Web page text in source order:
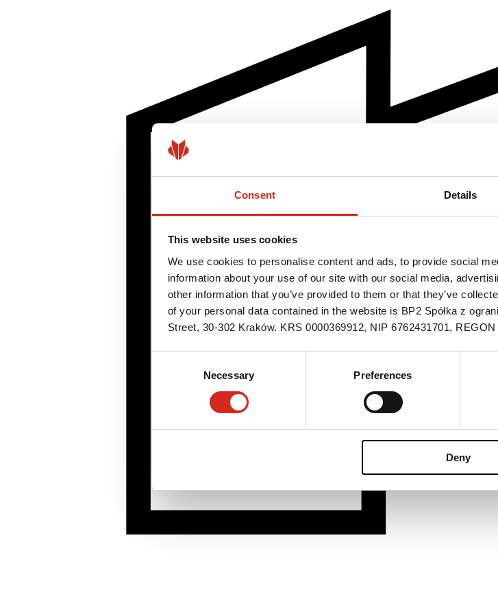
Consent Details
This website uses cookies
We use cookies to personalise content and ads, to provide social
information about your use of our site with our social media,
other information that you’ve provided to them or that they’ve
of your personal data contained in the website is BP2 Spółka z
Street, 30-302 Kraków. KRS 0000369912, NIP 6762431701, REGON
Necessary Preferences
Deny